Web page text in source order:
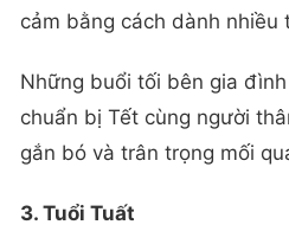
cảm bằng cách dành nhiều
Những buổi tối bên gia
chuẩn bị Tết cùng người
gắn bó và trân trọng mối
3. Tuổi Tuất